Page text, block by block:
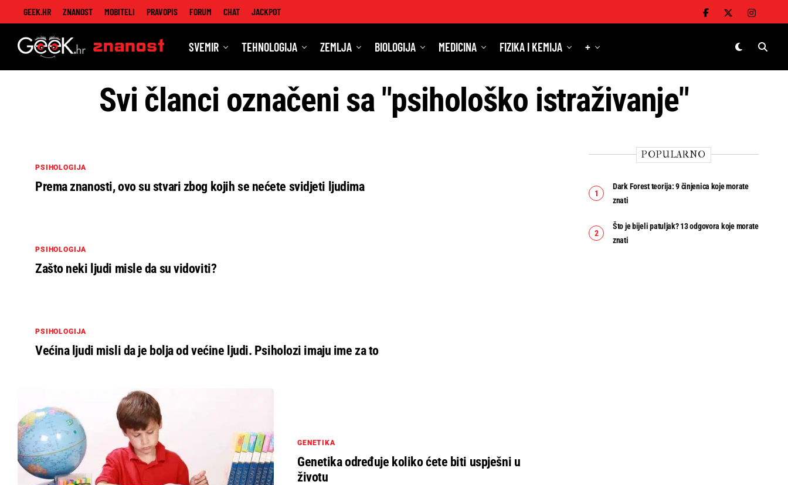
GEEK.HR ZNANOST MOBITELI PRAVOPIS FORUM CHAT JACKPOT
Znanost
SVEMIR TEHNOLOGIJA ZEMLJA BIOLOGIJA MEDICINA FIZIKA I KEMIJA +
Svi članci označeni sa "psihološko istraživanje"
PSIHOLOGIJA
Prema znanosti, ovo su stvari zbog kojih se nećete svidjeti ljudima
PSIHOLOGIJA
Zašto neki ljudi misle da su vidoviti?
PSIHOLOGIJA
Većina ljudi misli da je bolja od većine ljudi. Psiholozi imaju ime za to
GENETIKA
Genetika određuje koliko ćete biti uspješni u
životu
POPULARNO
Dark Forest teorija: 9 činjenica koje morate
znati
Što je bijeli patuljak? 13 odgovora koje morate
znati